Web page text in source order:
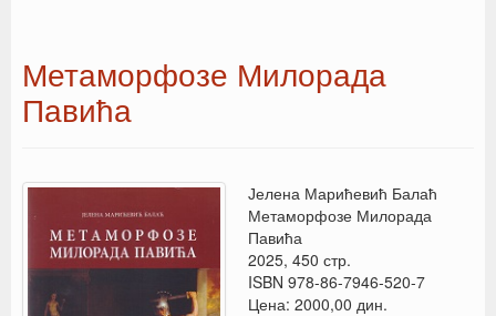
Метаморфозе Милорада
Павића
Јелена Марићевић Балаћ
Метаморфозе Милорада
Павића
2025, 450 стр.
ISBN 978-86-7946-520-7
Цена: 2000,00 дин.